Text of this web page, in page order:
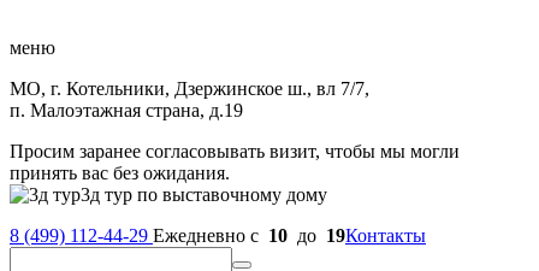
меню
МО, г. Котельники, Дзержинское ш., вл 7/7,
п. Малоэтажная страна, д.19
Просим заранее согласовывать визит, чтобы мы могли
принять вас без ожидания.
3д тур по выставочному дому
8 (499) 112-44-29 Ежедневно с 10 до 19Контакты